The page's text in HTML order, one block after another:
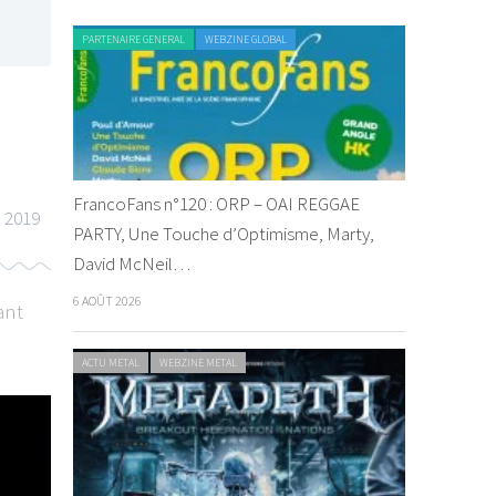
PARTENAIRE GENERAL WEBZINE GLOBAL
FrancoFans n°120 : ORP – OAI REGGAE
PARTY, Une Touche d’Optimisme, Marty,
David McNeil…
6 AOÛT 2026
ACTU METAL WEBZINE METAL